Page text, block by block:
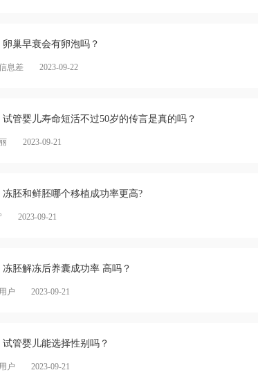
卵巢早衰会有卵泡吗？
息差 2023-09-22
试管婴儿寿命短活不过50岁的传言是真的吗？
2023-09-21
冻胚和鲜胚哪个移植成功率更高?
2023-09-21
冻胚解冻后养囊成功率 高吗？
户 2023-09-21
试管婴儿能选择性别吗？
户 2023-09-21